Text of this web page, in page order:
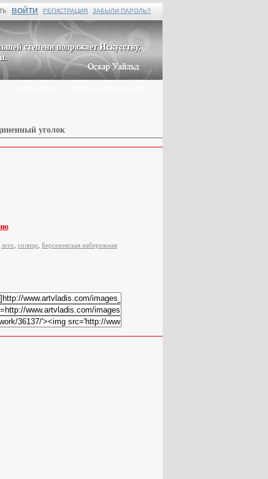
ВОЙТИ РЕГИСТРАЦИЯ ЗАБЫЛИ ПАРОЛЬ?
уголок
лето солнце Берсеневская набережная